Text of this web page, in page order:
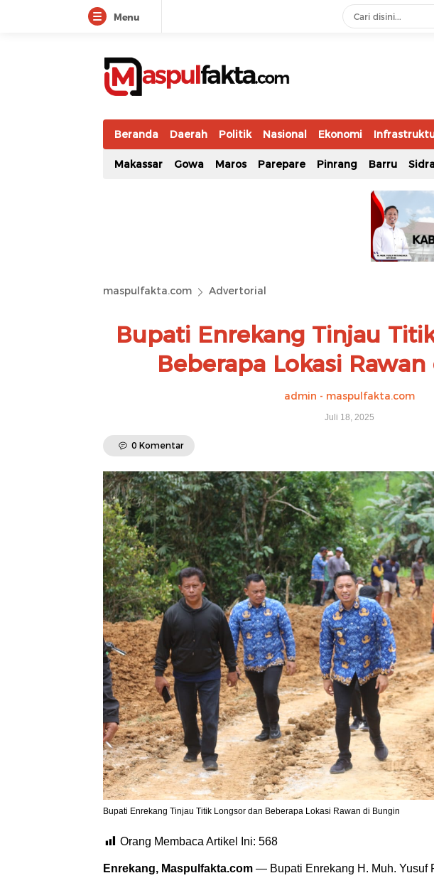
Menu
maspulfakta.com
Lokal Mendunia
Beranda Daerah Politik Nasional Ekonomi
Makassar Gowa Maros Parepare Pinrang Barru
maspulfakta.com Advertorial
Bupati Enrekang Tinjau
Beberapa Lokasi
admin - maspulfakta.com
Juli 18, 2025
0 Komentar
Bupati Enrekang Tinjau Titik Longsor dan Beberapa Lokasi Rawan di Bungin
Orang Membaca Artikel Ini: 568
Enrekang, Maspulfakta.com — Bupati Enrekang H. Muh. Yusuf